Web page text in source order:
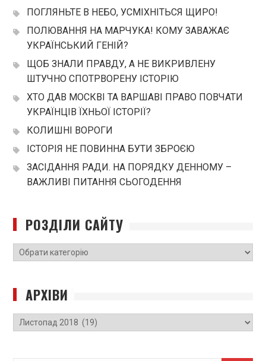
ПОГЛЯНЬТЕ В НЕБО, УСМІХНІТЬСЯ ЩИРО!
ПОЛЮВАННЯ НА МАРЧУКА! КОМУ ЗАВАЖАЄ
УКРАЇНСЬКИЙ ГЕНІЙ?
ЩОБ ЗНАЛИ ПРАВДУ, А НЕ ВИКРИВЛЕНУ
ШТУЧНО СПОТРВОРЕНУ ІСТОРІЮ
ХТО ДАВ МОСКВІ ТА ВАРШАВІ ПРАВО ПОВЧАТИ
УКРАЇНЦІВ ЇХНЬОЇ ІСТОРІЇ?
КОЛИШНІ ВОРОГИ
ІСТОРІЯ НЕ ПОВИННА БУТИ ЗБРОЄЮ
ЗАСІДАННЯ РАДИ. НА ПОРЯДКУ ДЕННОМУ –
ВАЖЛИВІ ПИТАННЯ СЬОГОДЕННЯ
РОЗДІЛИ САЙТУ
РОЗДІЛИ
САЙТУ
АРХІВИ
Архіви